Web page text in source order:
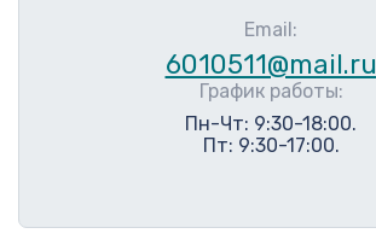
Email:
6010511@mail.ru
График работы:
Пн-Чт: 9:30-18:00.
Пт: 9:30-17:00.